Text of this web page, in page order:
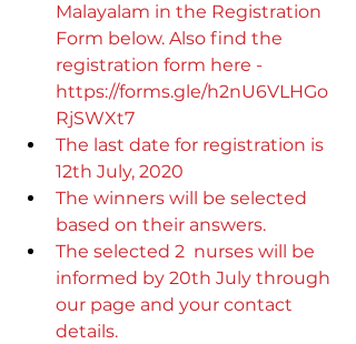
Malayalam in the Registration
Form below. Also find the
registration form here -
https://forms.gle/h2nU6VLHGo
RjSWXt7
The last date for registration is
12th July, 2020
The winners will be selected
based on their answers.
The selected 2  nurses will be
informed by 20th July through
our page and your contact
details.